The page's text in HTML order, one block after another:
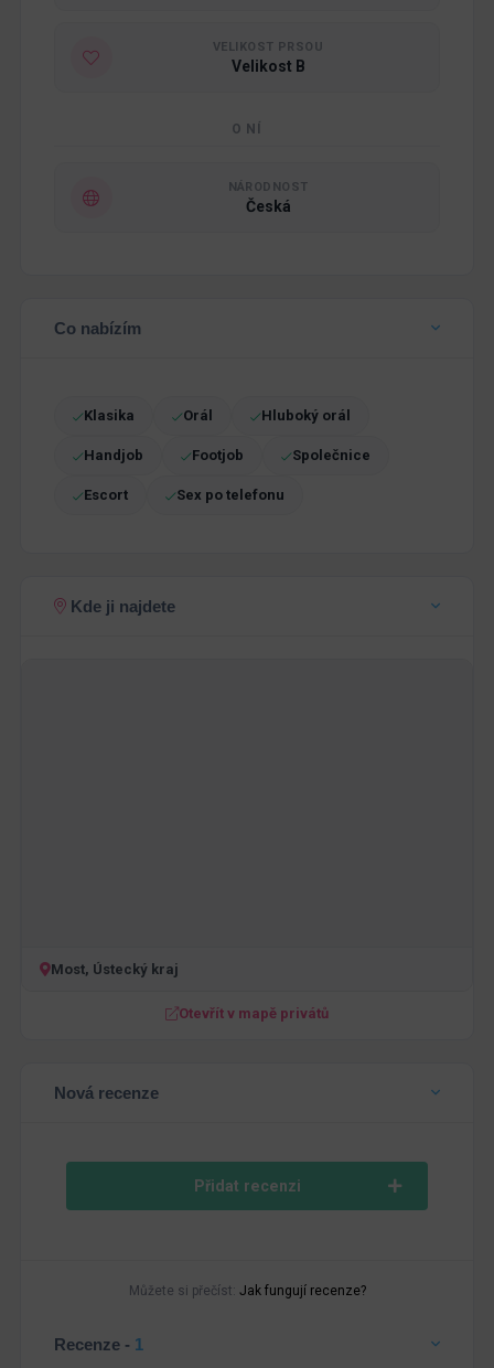
VELIKOST PRSOU
Velikost B
O NÍ
NÁRODNOST
Česká
Co nabízím
Klasika Orál Hluboký orál
Handjob Footjob Společnice
Escort Sex po telefonu
Kde ji najdete
Most, Ústecký kraj
Otevřít v mapě privátů
Nová recenze
Přidat recenzi
Můžete si přečíst: Jak fungují recenze?
Recenze - 1